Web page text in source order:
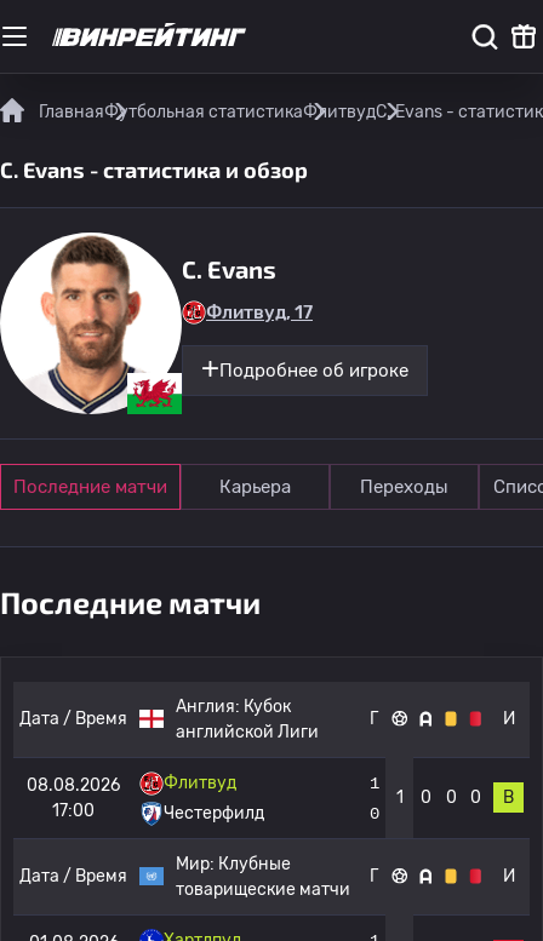
ГлавнаяФутбольная статистикаФлитвудC. Evans -
C. Evans - статистика и обзор
C. Evans
Флитвуд, 17
Подробнее об игроке
Последние матчи Карьера Переходы
Последние матчи
Дата / Время
Англия: Кубок
английской Лиги
Г И
08.08.2026
17:00
Флитвуд
Честерфилд
1
0
1 0 0 0 В
Дата / Время
Мир: Клубные
товарищеские матчи
Г И